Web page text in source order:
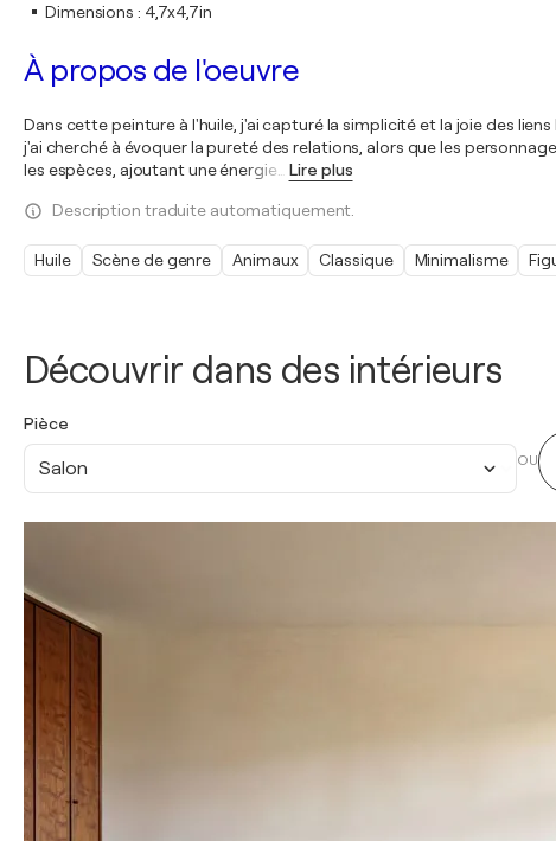
Découvrir dans des intérieurs
Pièce
Salon OU
Dimensions : 4,7x4,7in
À propos de l'oeuvre
Dans cette peinture à l'huile, j'ai capturé la simplicité et la joie des
j'ai cherché à évoquer la pureté des relations, alors que les
les espèces, ajoutant une énergie
Lire plus
Description traduite automatiquement.
Huile Scène de genre Animaux Classique Minimalisme